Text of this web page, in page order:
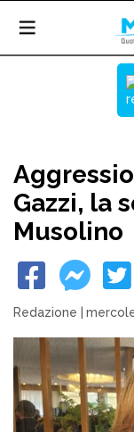
Gazzi, la
Musolino
Redazione